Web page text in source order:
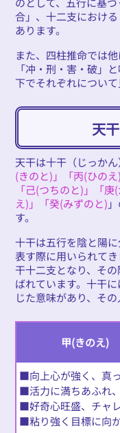
合」、十二支におけ
あります。
また、四柱推命では
「冲・刑・害・破」
下でそれぞれについて
天
天干は十干（じっかん
(きのと)」「丙(ひの
「己(つちのと)」「
え)」「癸(みずのと)
す。
十干は五行を陰と陽
表す際に用いられて
干十二支となり、そ
ばれています。十干
じた意味があり、そ
甲(きのえ)
■向上心が強く、真
■活力に満ちあふれ
■好奇心旺盛、チャ
■粘り強く目標に向